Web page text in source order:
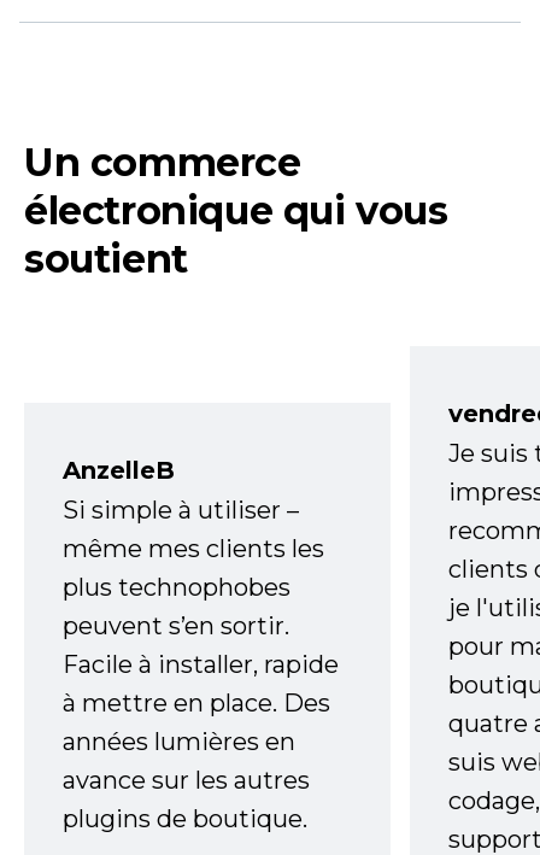
Un commerce
électronique qui vous
soutient
AnzelleB
Si simple à utiliser –
même mes clients les
plus technophobes
peuvent s’en sortir.
Facile à installer, rapide
à mettre en place. Des
années lumières en
avance sur les autres
plugins de boutique.
Je
clients
je
pour
quatre
suis